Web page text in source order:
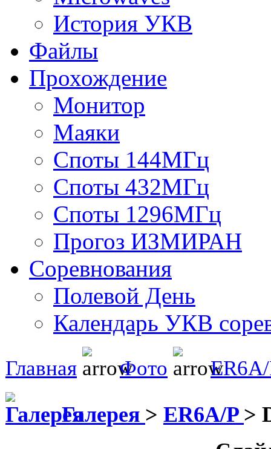
История УКВ
Файлы
Прохождение
Монитор
Маяки
Споты 144МГц
Споты 432МГц
Споты 1296МГц
Прогоз ИЗМИРАН
Соревнования
Полевой День
Календарь УКВ
Главная Фото
Галерея > ER6A/P >